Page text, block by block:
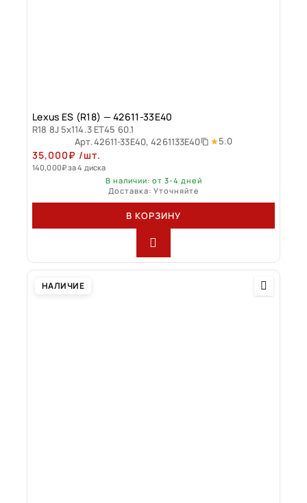
Lexus ES (R18) — 42611-33E40
R18 8J 5x114.3 ET45 60.1
Арт.42611-33E40, 4261133E40 5.0
35,000₽ /шт.
140,000₽за 4 диска
В наличии: от 3-4 дней
Доставка: Уточняйте
В КОРЗИНУ
НАЛИЧИЕ